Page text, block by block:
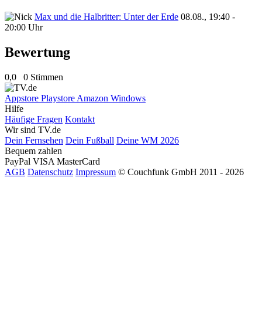
Max und die Halbritter: Unter der Erde 08.08., 19:40 -
20:00 Uhr
Bewertung
0,0 0 Stimmen
Appstore Playstore Amazon Windows
Hilfe
Häufige Fragen Kontakt
Wir sind TV.de
Dein Fernsehen Dein Fußball Deine WM 2026
Bequem zahlen
PayPal VISA MasterCard
AGB Datenschutz Impressum © Couchfunk GmbH 2011 - 2026